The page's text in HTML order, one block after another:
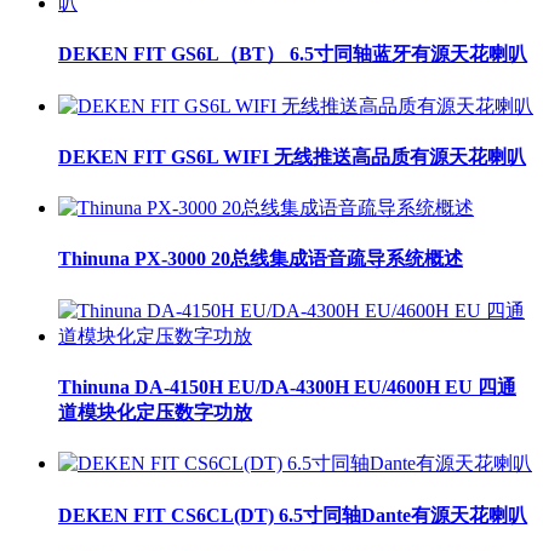
DEKEN FIT GS6L（BT） 6.5寸同轴蓝牙有源天花喇叭
DEKEN FIT GS6L WIFI 无线推送高品质有源天花喇叭
Thinuna PX-3000 20总线集成语音疏导系统概述
Thinuna DA-4150H EU/DA-4300H EU/4600H EU 四通
道模块化定压数字功放
DEKEN FIT CS6CL(DT) 6.5寸同轴Dante有源天花喇叭